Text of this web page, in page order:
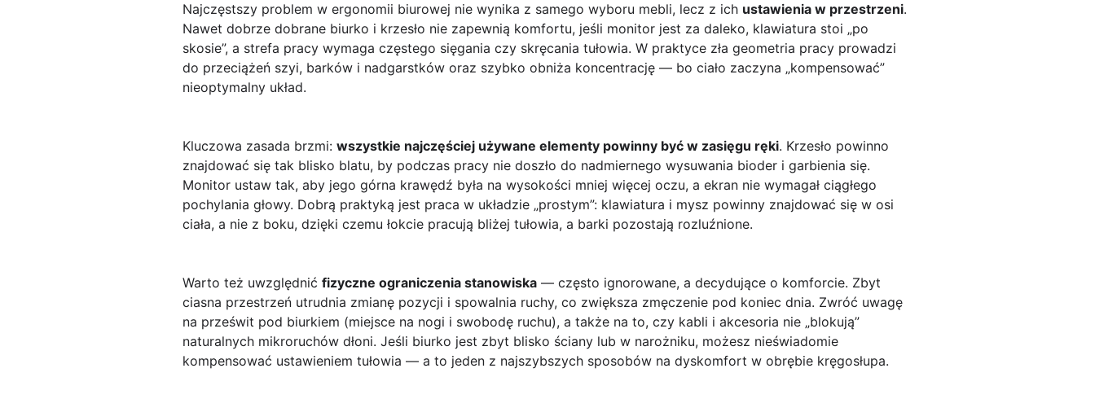
Najczęstszy problem w ergonomii biurowej nie wynika z samego wyboru mebli, lecz z ich ustawienia w przestrzeni.
Nawet dobrze dobrane biurko i krzesło nie zapewnią komfortu, jeśli monitor jest za daleko, klawiatura stoi „po
skosie”, a strefa pracy wymaga częstego sięgania czy skręcania tułowia. W praktyce zła geometria pracy prowadzi
do przeciążeń szyi, barków i nadgarstków oraz szybko obniża koncentrację — bo ciało zaczyna „kompensować”
nieoptymalny układ.
Kluczowa zasada brzmi: wszystkie najczęściej używane elementy powinny być w zasięgu ręki. Krzesło powinno
znajdować się tak blisko blatu, by podczas pracy nie doszło do nadmiernego wysuwania bioder i garbienia się.
Monitor ustaw tak, aby jego górna krawędź była na wysokości mniej więcej oczu, a ekran nie wymagał ciągłego
pochylania głowy. Dobrą praktyką jest praca w układzie „prostym”: klawiatura i mysz powinny znajdować się w osi
ciała, a nie z boku, dzięki czemu łokcie pracują bliżej tułowia, a barki pozostają rozluźnione.
Warto też uwzględnić fizyczne ograniczenia stanowiska — często ignorowane, a decydujące o komforcie. Zbyt
ciasna przestrzeń utrudnia zmianę pozycji i spowalnia ruchy, co zwiększa zmęczenie pod koniec dnia. Zwróć uwagę
na prześwit pod biurkiem (miejsce na nogi i swobodę ruchu), a także na to, czy kabli i akcesoria nie „blokują”
naturalnych mikroruchów dłoni. Jeśli biurko jest zbyt blisko ściany lub w narożniku, możesz nieświadomie
kompensować ustawieniem tułowia — a to jeden z najszybszych sposobów na dyskomfort w obrębie kręgosłupa.